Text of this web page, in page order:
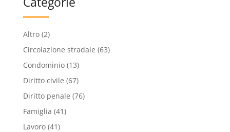
Altro(2)
Circolazione stradale (63)
Condominio(13)
Diritto civile (67)
Diritto penale (76)
Famiglia (41)
Lavoro(41)